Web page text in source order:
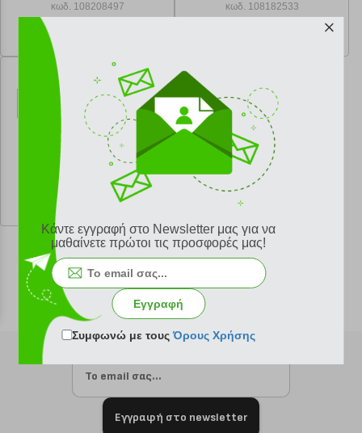
κωδ. 108208497
Ελάχιστη 30 ημερών 15.90 €
Προτεινόμενη λιανική 15.90 €
κωδ. 108182533
ΑΠΟΚΑΤΩ
κωδ. 108169078
Ελάχιστη 30 ημερών 12.01 €
Προτεινόμενη λιανική 12.01 €
Εγγραφή στο newsletter
Κάντε εγγραφή στο Newsletter μας για να
μαθαίνετε πρώτοι τις προσφορές μας!
Εγγραφή
Συμφωνώ με τουςΌρους Χρήσης